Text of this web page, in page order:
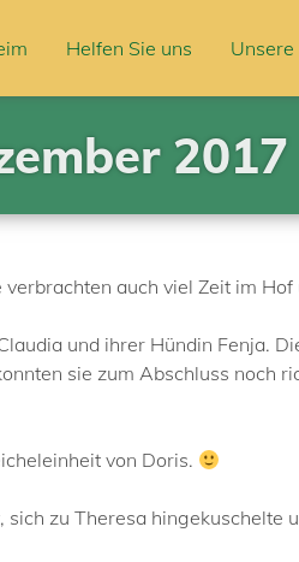
Helfen Sie uns
2017
auch viel Zeit im
und ihrer Hündin Fenja.
sie zum Abschluss noch
von Doris.
zu Theresa hingekuschelte